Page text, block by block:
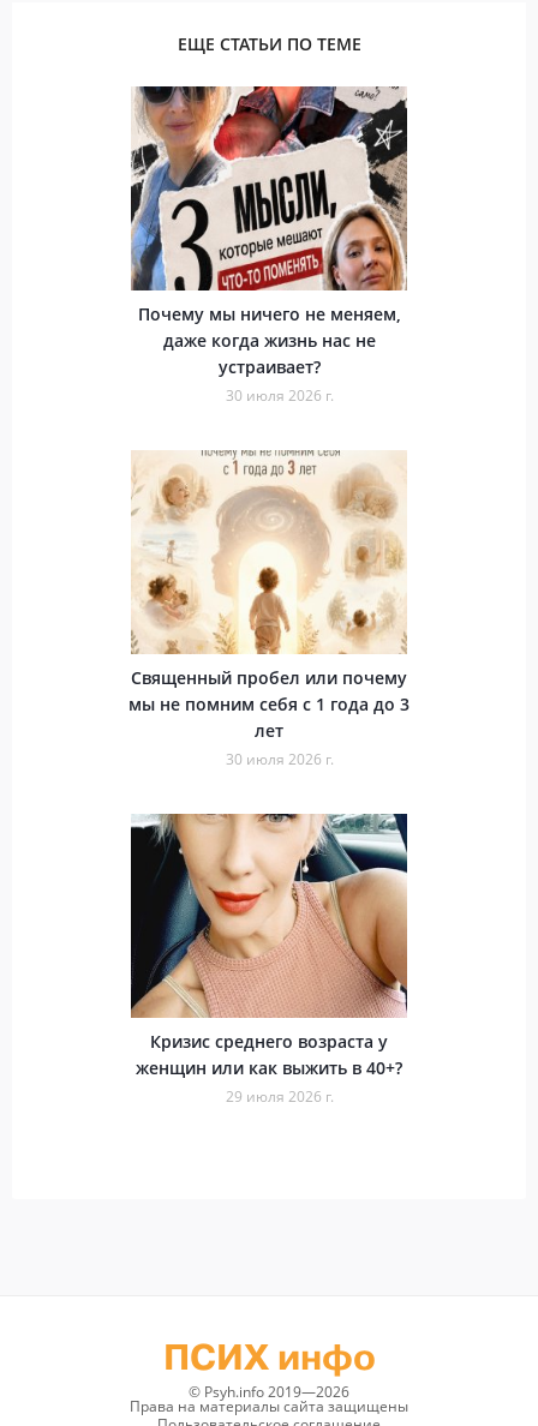
ЕЩЕ СТАТЬИ ПО ТЕМЕ
Почему мы ничего не меняем,
даже когда жизнь нас не
устраивает?
30 июля 2026 г.
Священный пробел или почему
мы не помним себя с 1 года до 3
лет
30 июля 2026 г.
Кризис среднего возраста у
женщин или как выжить в 40+?
29 июля 2026 г.
ПСИХ инфо
© Psyh.info 2019—2026
Права на материалы сайта защищены